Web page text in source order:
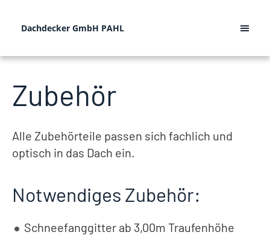
Dachdecker GmbH PAHL
Zubehör
Alle Zubehörteile passen sich fachlich und
optisch in das Dach ein.
Notwendiges Zubehör:
Schneefanggitter ab 3,00m Traufenhöhe